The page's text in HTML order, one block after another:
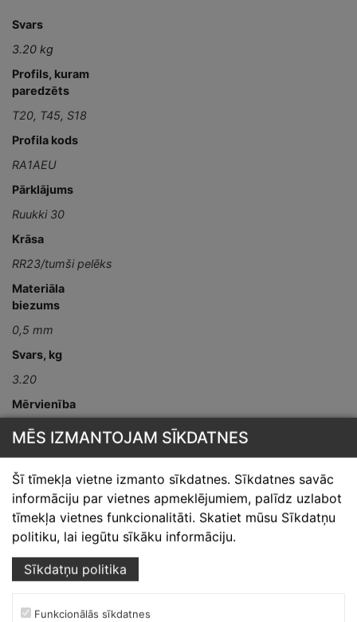
Svars
3.20 kg
Profils, kuram
paredzēts
T20, T45, S18
Profila kods
RA1AEU
Pārklājums
Ruukki 30
Krāsa
RR23/tumši pelēks
Materiāla
biezums
0,5 mm
Svars, kg
3.20
Mērvienība
gab
mm
L-2000
MĒS IZMANTOJAM SĪKDATNES
Šī tīmekļa vietne izmanto sīkdatnes. Sīkdatnes savāc
informāciju par vietnes apmeklējumiem, palīdz uzlabot
tīmekļa vietnes funkcionalitāti. Skatiet mūsu Sīkdatņu
politiku, lai iegūtu sīkāku informāciju.
Sīkdatņu politika
Funkcionālās sīkdatnes